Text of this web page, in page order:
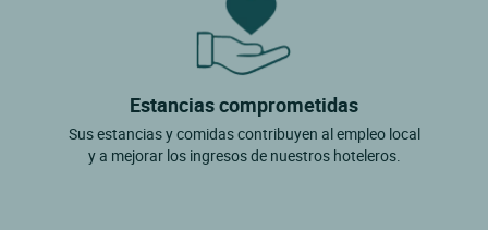
Estancias comprometidas
Sus estancias y comidas contribuyen al empleo local
y a mejorar los ingresos de nuestros hoteleros.